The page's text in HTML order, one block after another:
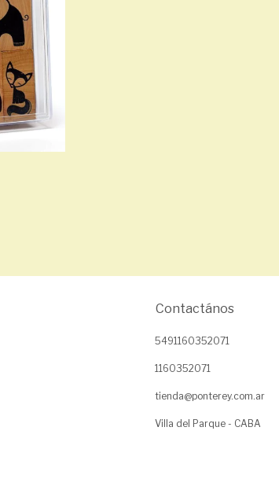
Contactános
5491160352071
1160352071
tienda@ponterey.com.ar
Villa del Parque - CABA